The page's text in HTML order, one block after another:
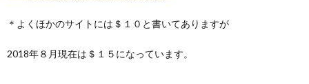
＊よくほかのサイトには＄１０と書いてありますが
2018年８月現在は＄１５になっています。